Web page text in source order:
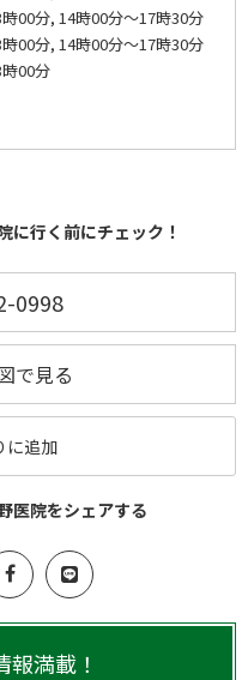
00分, 14時00分～17時30分
00分, 14時00分～17時30分
00分
行く前にチェック！
0998
で見る
に追加
医院をシェアする
満載！